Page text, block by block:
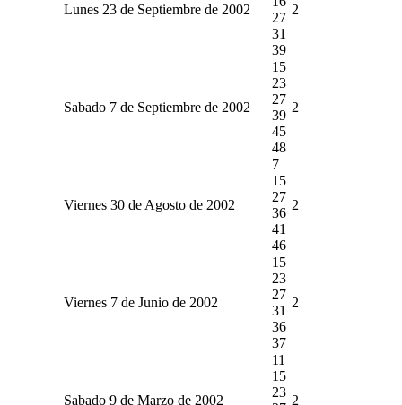
Lunes 23 de Septiembre de 2002
27
31
39
2
Sabado 7 de Septiembre de 2002
15
23
27
39
45
48
2
Viernes 30 de Agosto de 2002
7
15
27
36
41
46
2
Viernes 7 de Junio de 2002
15
23
27
31
36
37
2
Sabado 9 de Marzo de 2002
11
15
23
2